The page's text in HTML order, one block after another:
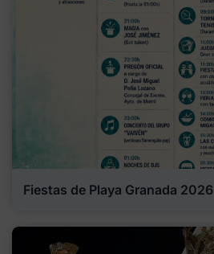
Fiestas de Playa Granada 2026